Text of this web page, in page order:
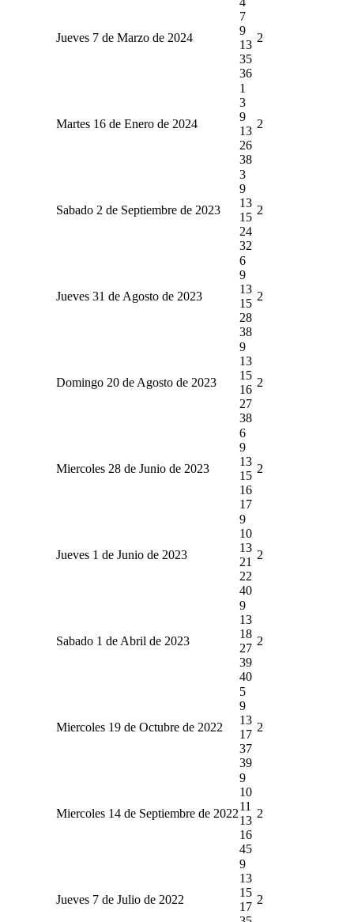
Jueves 7 de Marzo de 2024
7
9
13
35
36
2
Martes 16 de Enero de 2024
1
3
9
13
26
38
2
Sabado 2 de Septiembre de 2023
3
9
13
15
24
32
2
Jueves 31 de Agosto de 2023
6
9
13
15
28
38
2
Domingo 20 de Agosto de 2023
9
13
15
16
27
38
2
Miercoles 28 de Junio de 2023
6
9
13
15
16
17
2
Jueves 1 de Junio de 2023
9
10
13
21
22
40
2
Sabado 1 de Abril de 2023
9
13
18
27
39
40
2
Miercoles 19 de Octubre de 2022
5
9
13
17
37
39
2
Miercoles 14 de Septiembre de 2022
9
10
11
13
16
45
2
Jueves 7 de Julio de 2022
9
13
15
17
2